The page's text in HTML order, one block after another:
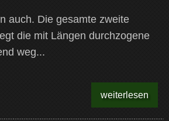
auch. Die gesamte zweite
die mit Längen durchzogene
weg...
weiterlesen